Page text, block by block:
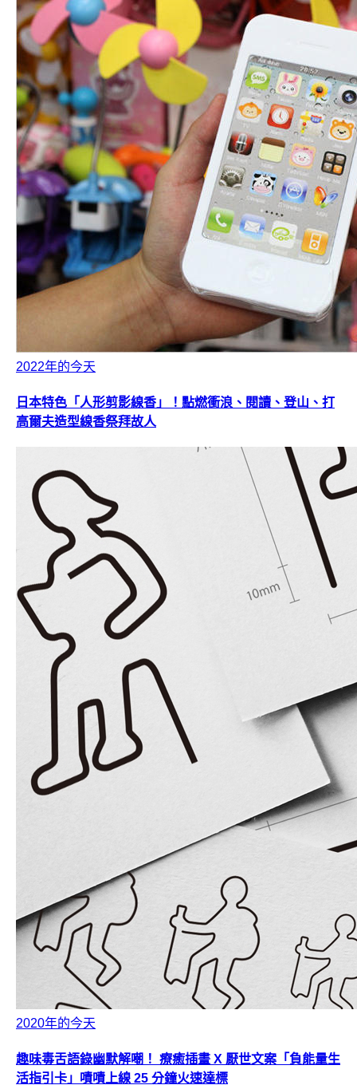
2022年的今天
日本特色「人形剪影線香」！點燃衝浪、閱讀、登山、打
高爾夫造型線香祭拜故人
2020年的今天
趣味毒舌語錄幽默解嘲！ 療癒插畫 X 厭世文案「負能量生
活指引卡」嘖嘖上線 25 分鐘火速達標